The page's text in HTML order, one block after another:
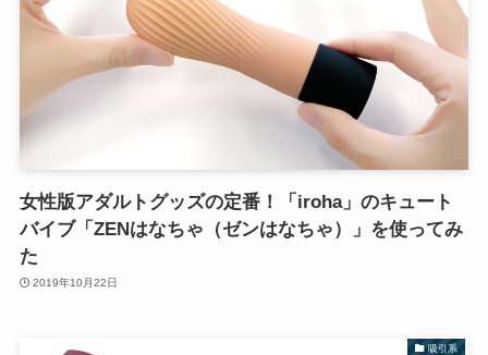
女性版アダルトグッズの定番！「iroha」のキュート
バイブ「ZENはなちゃ（ゼンはなちゃ）」を使ってみ
た
2019年10月22日
吸引系